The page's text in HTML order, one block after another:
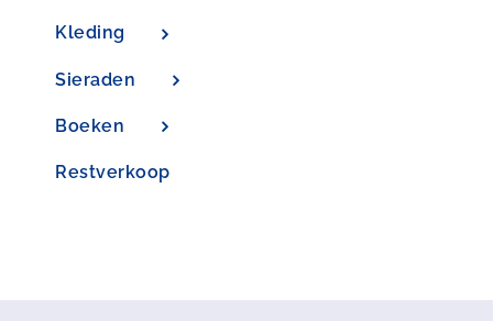
Kleding
Sieraden
Boeken
Restverkoop